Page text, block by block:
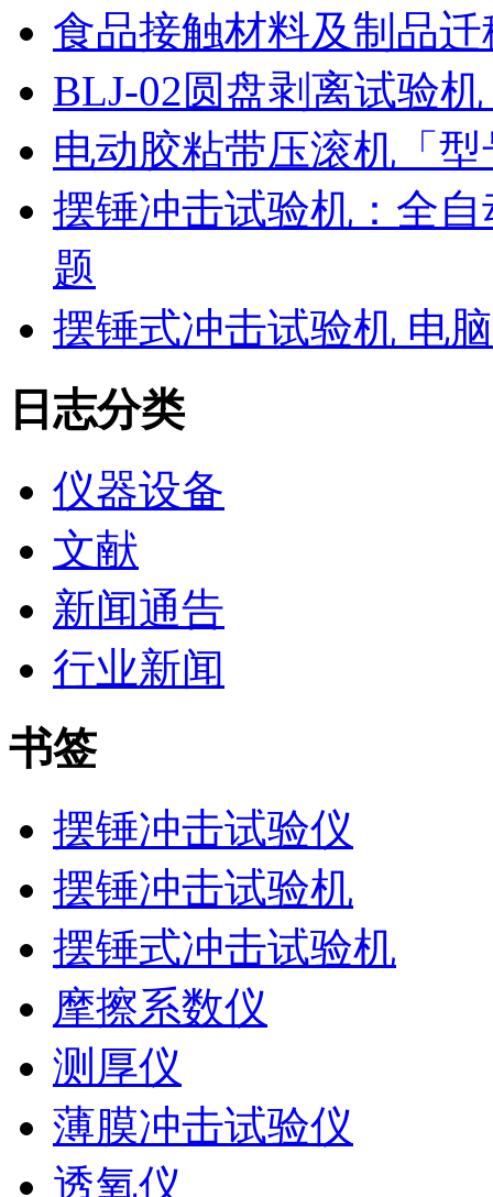
食品接触材料及制品
BLJ-02圆盘剥离试验
电动胶粘带压滚机「
摆锤冲击试验机：全
题
摆锤式冲击试验机 电
日志分类
仪器设备
文献
新闻通告
行业新闻
书签
摆锤冲击试验仪
摆锤冲击试验机
摆锤式冲击试验机
摩擦系数仪
测厚仪
薄膜冲击试验仪
透氧仪